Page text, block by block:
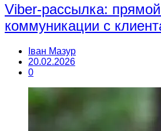
Viber-рассылка:
коммуникации с
Іван Мазур
20.02.2026
0